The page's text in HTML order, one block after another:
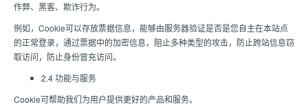
作弊、黑客、欺诈行为。
例如，Cookie可以存放票据信息，能够由服务器验证是否是您自主在本站点
的正常登录，通过票据中的加密信息，阻止多种类型的攻击，防止跨站信息窃
取访问，防止身份冒充访问。
2.4 功能与服务
Cookie可帮助我们为用户提供更好的产品和服务。